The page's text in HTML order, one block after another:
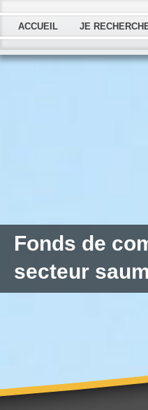
ACCUEIL JE
Fonds de
secteur